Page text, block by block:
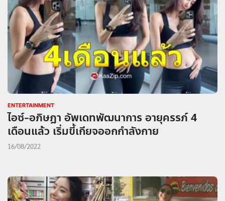
ENTERTAINMENT
ไอซ์-อภิษฎา อัพเดทพัฒนาการ อายุครรภ์ 4
เดือนแล้ว เริ่มขี้เกียจออกกำลังกาย
16/08/2022